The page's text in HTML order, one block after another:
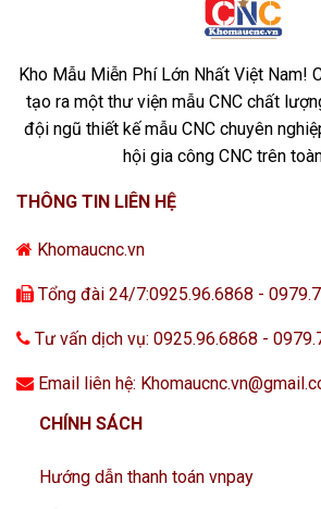
Kho Mẫu Miễn Phí Lớn Nhất Việt Nam!
tạo ra một thư viện mẫu CNC chất
đội ngũ thiết kế mẫu CNC chuyên
hội gia công CNC trên
THÔNG TIN LIÊN HỆ
Khomaucnc.vn
Tổng đài 24/7:0925.96.6868 -
Tư vấn dịch vụ: 0925.96.6868 -
Email liên hệ:
CHÍNH SÁCH
Hướng dẫn thanh toán vnpay